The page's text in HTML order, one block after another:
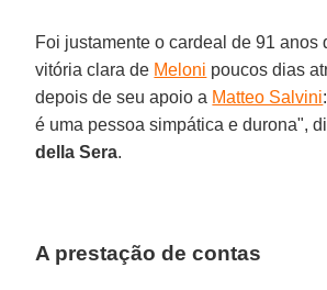
Foi justamente o cardeal de 91 anos
vitória clara de Meloni poucos dias
depois de seu apoio a Matteo Salvini
é uma pessoa simpática e durona",
della Sera.
A prestação de contas